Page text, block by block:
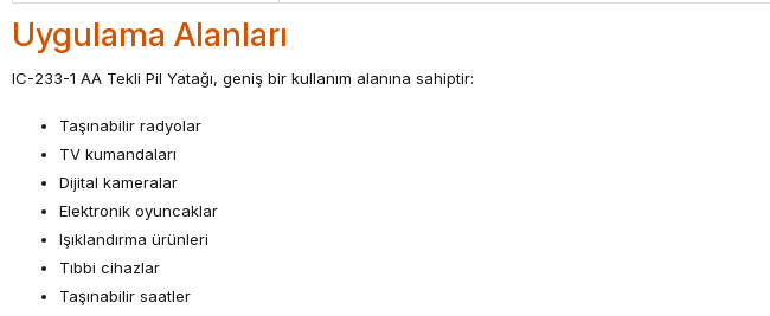
Uygulama Alanları
IC-233-1 AA Tekli Pil Yatağı, geniş bir kullanım alanına sahiptir:
Taşınabilir radyolar
TV kumandaları
Dijital kameralar
Elektronik oyuncaklar
Işıklandırma ürünleri
Tıbbi cihazlar
Taşınabilir saatler